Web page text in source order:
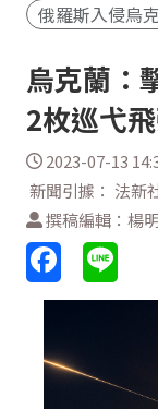
俄羅斯入侵烏
烏克蘭：
2枚巡弋
2023-07-13
新聞引據： 法新
撰稿編輯：楊